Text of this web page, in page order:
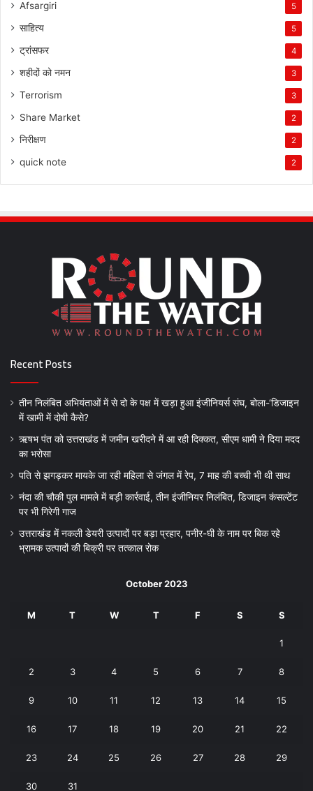
Afsargiri 5
साहित्य 5
ट्रांसफर 4
शहीदों को नमन 3
Terrorism 3
Share Market 2
निरीक्षण 2
quick note 2
Recent Posts
तीन निलंबित अभियंताओं में से दो के पक्ष में खड़ा हुआ इंजीनियर्स संघ, बोला-‘डिजाइन
में खामी में दोषी कैसे?
ऋषभ पंत को उत्तराखंड में जमीन खरीदने में आ रही दिक्कत, सीएम धामी ने दिया मदद
का भरोसा
पति से झगड़कर मायके जा रही महिला से जंगल में रेप, 7 माह की बच्ची भी थी साथ
नंदा की चौकी पुल मामले में बड़ी कार्रवाई, तीन इंजीनियर निलंबित, डिजाइन कंसल्टेंट
पर भी गिरेगी गाज
उत्तराखंड में नकली डेयरी उत्पादों पर बड़ा प्रहार, पनीर-घी के नाम पर बिक रहे
भ्रामक उत्पादों की बिक्री पर तत्काल रोक
October 2023
M T W T F S S
1
2 3 4 5 6 7 8
9 10 11 12 13 14 15
16 17 18 19 20 21 22
23 24 25 26 27 28 29
30 31